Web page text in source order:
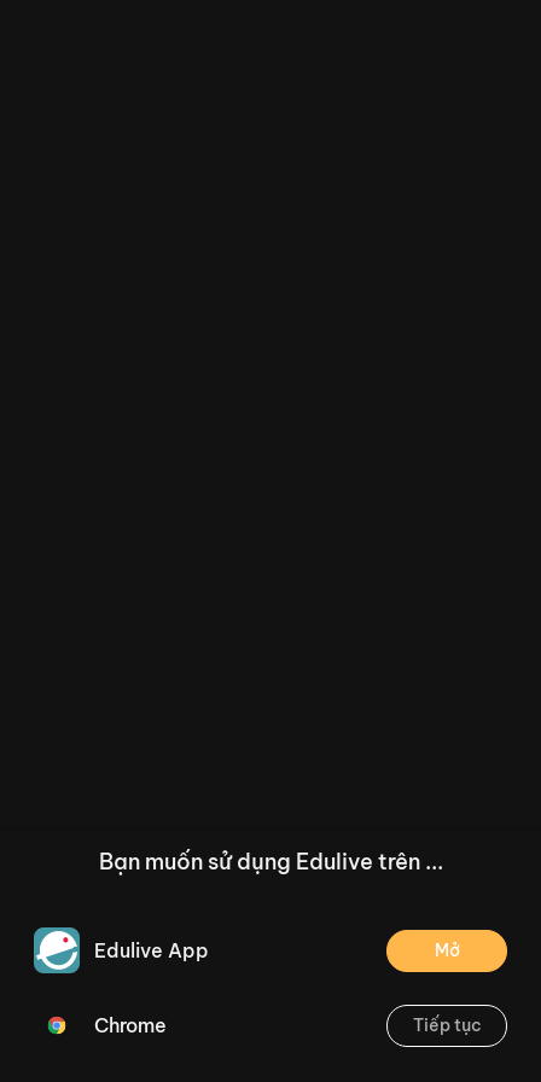
/--
Thoát
Bạn muốn sử dụng Edulive trên ...
Edulive App Mở
Chrome Tiếp tục